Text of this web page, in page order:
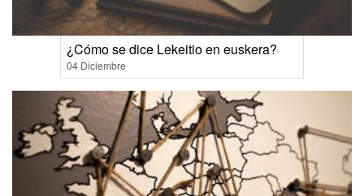
¿Cómo se dice Lekeitio en euskera?
04 Diciembre